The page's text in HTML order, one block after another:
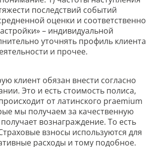
последствий событий
оценки и соответственно
– индивидуальной
уточнять профиль клиента
и прочее.
клиент обязан внести согласно
Это и есть стоимость полиса,
от латинского praemium
мы получаем за качественную
вознаграждение. То есть
взносы используются для
расходы и тому подобное.